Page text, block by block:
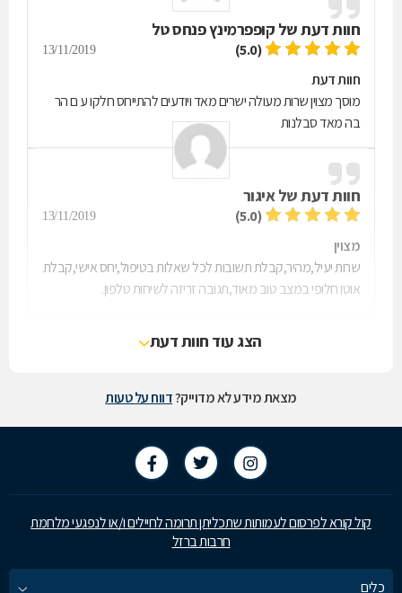
חוות דעת של קופפרמינץ פנחס טל
(5.0)
13/11/2019
חוות דעת
מוסך מצוין שרות מעולה ישרים מאד ויודעים להתייחס חלקו ע ם הר
בה מאד סבלנות
חוות דעת שלאיגור
(5.0)
13/11/2019
מצוין
שרות יעיל,מהיר,קבלת תשובות לכל שאלות בטיפול,יחס אישי,קבלת
אוטו חלופי במצב טוב מאוד,תגובה זריזה לשיחות טלפון.
הצג עוד חוות דעת
מצאת מידע לא מדוייק?דווח על טעות
קול קורא לפרסום לעמותות שתכליתן תרומה לחיילים ו/או לנפגעי מלחמת
חרבות ברזל
כלים